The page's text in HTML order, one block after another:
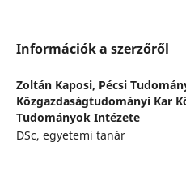
Információk a szerzőről
Zoltán Kaposi, Pécsi
Közgazdaságtudományi Kar
Tudományok Intézete
DSc, egyetemi tanár